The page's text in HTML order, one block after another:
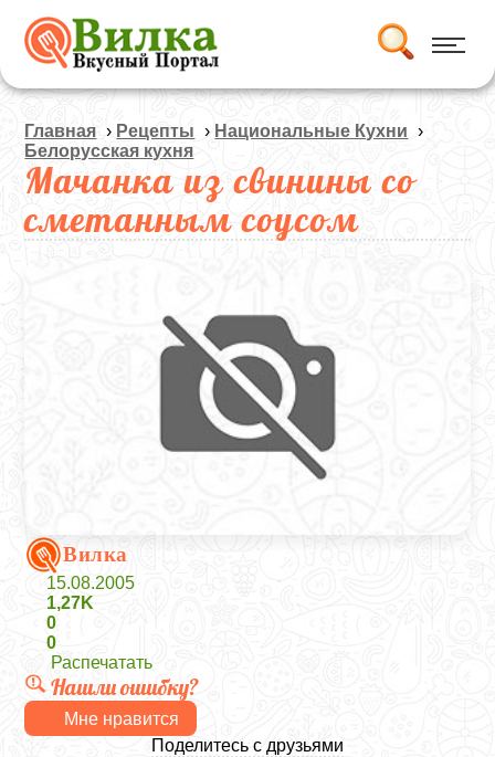
Главная › Рецепты › Национальные Кухни ›
Белорусская кухня
Мачанка из свинины со
сметанным соусом
Вилка
15.08.2005
1,27K
0
0
Распечатать
Нашли ошибку?
Мне нравится
Поделитесь с друзьями